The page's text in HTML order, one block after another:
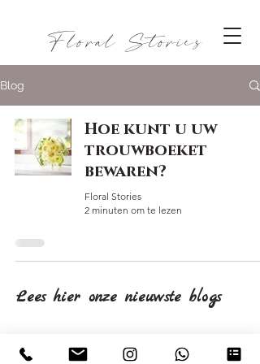
Floral Stories
Blog
Hoe kunt u uw
trouwboeket
bewaren?
Floral Stories
2 minuten om te lezen
Lees hier onze nieuwste blogs
© 2020 Floral Stories - KvK 78419956